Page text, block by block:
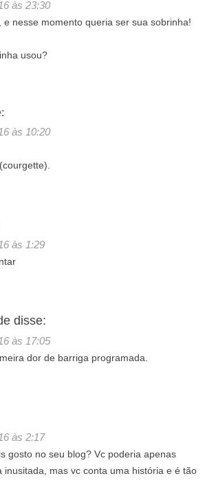
às 23:30
e nesse momento queria ser sua sobrinha!
usou?
às 10:20
às 1:29
disse:
às 17:05
dor de barriga programada.
às 2:17
gosto no seu blog? Vc poderia apenas
inusitada, mas vc conta uma história e é tão